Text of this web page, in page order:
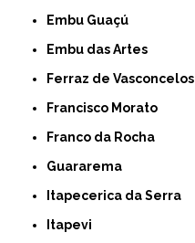
Embu Guaçú
Embu das Artes
Ferraz de Vasconcelos
Francisco Morato
Franco da Rocha
Guararema
Itapecerica da Serra
Itapevi